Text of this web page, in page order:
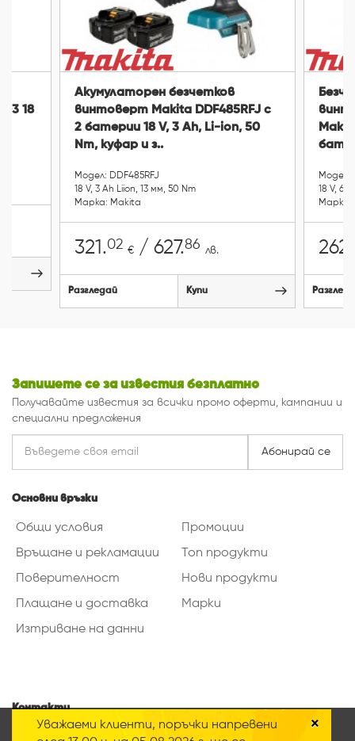
×
Уважаеми клиенти, поръчки напревени
18
Акумулаторен безчетков
винтоверт Makita DDF485RFJ с
2 батерии 18 V, 3 Ah, Li-ion, 50
Nm, куфар и з..
Модел: DDF485RFJ
18 V, 3 Ah Li­ion, 13 мм, 50 Nm
Марка: Makita
321.02 € / 627.86 лв.
Разгледай Купи
Модел:
18 V, 6
Марка:
262.
Запишете се за известия безплатно
Получавайте известия за всички промо оферти, кампании и
специални предложения
Абонирай се
Основни връзки
Общи условия
Връщане и рекламации
Поверителност
Плащане и доставка
Изтриване на данни
Промоции
Топ продукти
Нови продукти
Марки
Контакти
Ес Про Груп ЕООД
Нашият онлайн магазин използва така